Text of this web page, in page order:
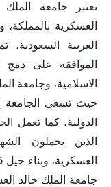
تعتبر جامعة
العسكرية
الموافقة على
الاسلامية، وجامعة
حيث تسعى الجامعة
الدولية، كما تعمل
الذين يحملون
العسكرية، وبناء
جامعة الملك خالد